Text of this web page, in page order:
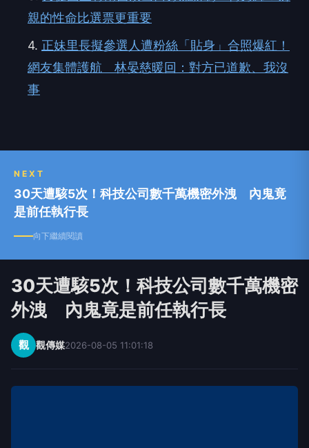
親的性命比選票更重要
4. 正妹里長擬參選人遭粉絲「貼身」合照爆紅！
網友集體護航 林晏慈暖回：對方已道歉、我沒
事
NEXT
30天遭駭5次！科技公司數千萬機密外洩 內鬼竟
是前任執行長
向下繼續閱讀
30天遭駭5次！科技公司數千萬機密
外洩 內鬼竟是前任執行長
觀 觀傳媒2026-08-05 11:01:18